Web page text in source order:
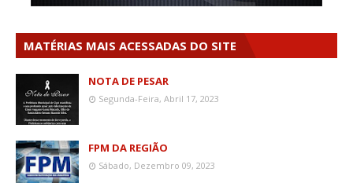
MATÉRIAS MAIS ACESSADAS DO SITE
NOTA DE PESAR
Segunda-Feira, Abril 17, 2023
FPM DA REGIÃO
Sábado, Dezembro 09, 2023